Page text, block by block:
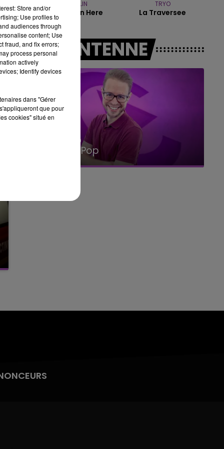
10h00 - 14h00
LE TICKET DE CAISSE
LENE MARLIN
Sitting Down Here
TRYO
La Traversee
A L'ANTENNE
14h00 - 15h00
La Radio Pop
Store and/or
Use profiles to
audiences through
content; Use
fraud, and fix errors;
process personal
actively
Identify devices
dans "Gérer
que pour
cookies" situé en